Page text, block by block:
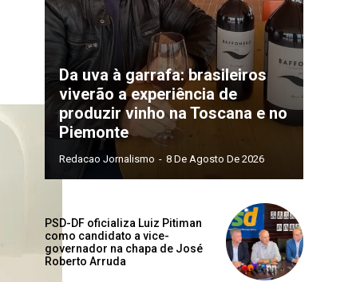
Da uva à garrafa: brasileiros
viverão a experiência de
produzir vinho na Toscana e no
Piemonte
Redacao Jornalismo - 8 De Agosto De 2026
PSD-DF oficializa Luiz Pitiman
como candidato a vice-
governador na chapa de José
Roberto Arruda